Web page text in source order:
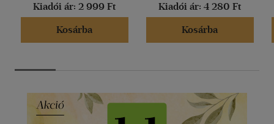
Kiadói ár: 2 999 Ft
Kosárba
Kiadói ár: 4 280 Ft
Kosárba